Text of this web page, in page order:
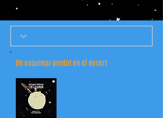
Un esquimal perdut en el desert